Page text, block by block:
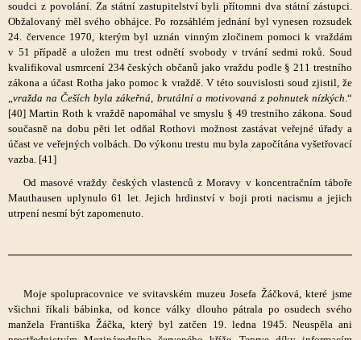
soudci z povolání. Za státní zastupitelství byli přítomni dva státní zástupci.
Obžalovaný měl svého obhájce. Po rozsáhlém jednání byl vynesen rozsudek
24. července 1970, kterým byl uznán vinným zločinem pomoci k vraždám
v 51 případě a uložen mu trest odnětí svobody v trvání sedmi roků. Soud
kvalifikoval usmrcení 234 českých občanů jako vraždu podle § 211 trestního
zákona a účast Rotha jako pomoc k vraždě. V této souvislosti soud zjistil, že
„vražda na Češích byla zákeřná, brutální a motivovaná z pohnutek nízkých.“
[40] Martin Roth k vraždě napomáhal ve smyslu § 49 trestního zákona. Soud
současně na dobu pěti let odňal Rothovi možnost zastávat veřejné úřady a
účast ve veřejných volbách. Do výkonu trestu mu byla započítána vyšetřovací
vazba. [41]
Od masové vraždy českých vlastenců z Moravy v koncentračním táboře
Mauthausen uplynulo 61 let. Jejich hrdinství v boji proti nacismu a jejich
utrpení nesmí být zapomenuto.
Moje spolupracovnice ve svitavském muzeu Josefa Žáčková, které jsme
všichni říkali bábinka, od konce války dlouho pátrala po osudech svého
manžela Františka Žáčka, který byl zatčen 19. ledna 1945. Neuspěla ani